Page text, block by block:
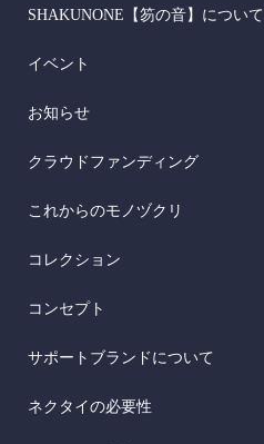
SHAKUNONE【笏の音】について
イベント
お知らせ
クラウドファンディング
これからのモノヅクリ
コレクション
コンセプト
サポートブランドについて
ネクタイの必要性